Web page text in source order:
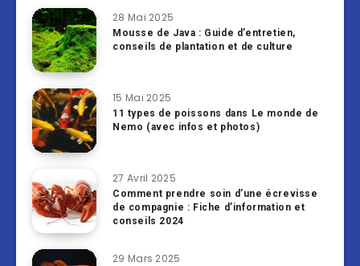
28 Mai 2025
Mousse de Java : Guide d’entretien,
conseils de plantation et de culture
15 Mai 2025
11 types de poissons dans Le monde de
Nemo (avec infos et photos)
27 Avril 2025
Comment prendre soin d’une écrevisse
de compagnie : Fiche d’information et
conseils 2024
29 Mars 2025